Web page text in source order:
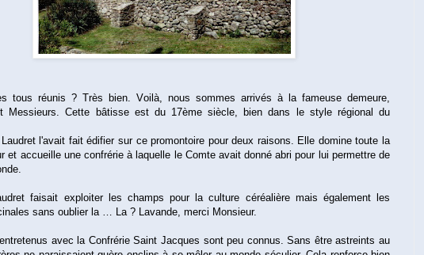
tous réunis ? Très bien. Voilà, nous sommes arrivés à la fameuse demeure,
Messieurs. Cette bâtisse est du 17ème siècle, bien dans le style régional du
Laudret l'avait fait édifier sur ce promontoire pour deux raisons. Elle domine toute la
et accueille une confrérie à laquelle le Comte avait donné abri pour lui permettre de
faisait exploiter les champs pour la culture céréalière mais également les
sans oublier la … La ? Lavande, merci Monsieur.
entretenus avec la Confrérie Saint Jacques sont peu connus. Sans être astreints au